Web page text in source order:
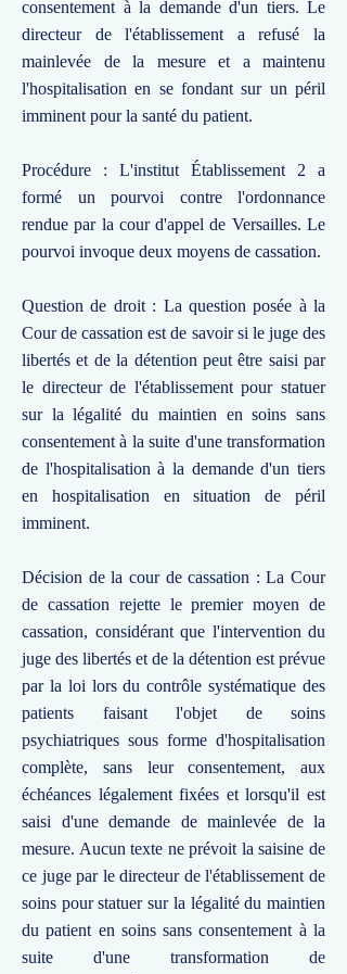
consentement à la demande d'un tiers. Le
directeur de l'établissement a refusé la
mainlevée de la mesure et a maintenu
l'hospitalisation en se fondant sur un péril
imminent pour la santé du patient.
Procédure : L'institut Établissement 2 a
formé un pourvoi contre l'ordonnance
rendue par la cour d'appel de Versailles. Le
pourvoi invoque deux moyens de cassation.
Question de droit : La question posée à la
Cour de cassation est de savoir si le juge des
libertés et de la détention peut être saisi par
le directeur de l'établissement pour statuer
sur la légalité du maintien en soins sans
consentement à la suite d'une transformation
de l'hospitalisation à la demande d'un tiers
en hospitalisation en situation de péril
imminent.
Décision de la cour de cassation : La Cour
de cassation rejette le premier moyen de
cassation, considérant que l'intervention du
juge des libertés et de la détention est prévue
par la loi lors du contrôle systématique des
patients faisant l'objet de soins
psychiatriques sous forme d'hospitalisation
complète, sans leur consentement, aux
échéances légalement fixées et lorsqu'il est
saisi d'une demande de mainlevée de la
mesure. Aucun texte ne prévoit la saisine de
ce juge par le directeur de l'établissement de
soins pour statuer sur la légalité du maintien
du patient en soins sans consentement à la
suite d'une transformation de